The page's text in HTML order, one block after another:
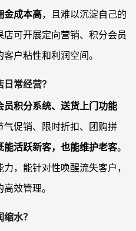
金成本高，且难以沉淀自己的
可开展定向营销、积分会员
户粘性和利润空间。
常经营？
积分系统、送货上门功能
气促销、限时折扣、团购拼
能活跃新客，也能维护老客。
，能针对性唤醒流失客户，
效管理。
水？